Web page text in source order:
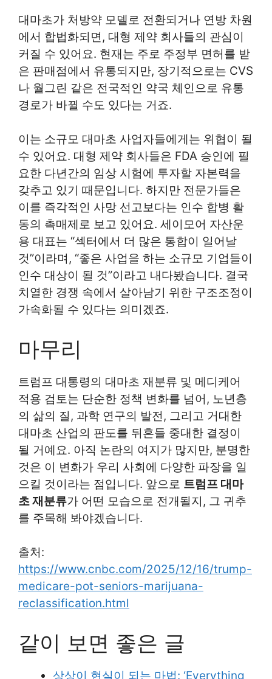
대마초가 처방약 모델로 전환되거나 연방 차원
에서 합법화되면, 대형 제약 회사들의 관심이
커질 수 있어요. 현재는 주로 주정부 면허를 받
은 판매점에서 유통되지만, 장기적으로는 CVS
나 월그린 같은 전국적인 약국 체인으로 유통
경로가 바뀔 수도 있다는 거죠.
이는 소규모 대마초 사업자들에게는 위협이 될
수 있어요. 대형 제약 회사들은 FDA 승인에 필
요한 다년간의 임상 시험에 투자할 자본력을
갖추고 있기 때문입니다. 하지만 전문가들은
이를 즉각적인 사망 선고보다는 인수 합병 활
동의 촉매제로 보고 있어요. 세이모어 자산운
용 대표는 “섹터에서 더 많은 통합이 일어날
것”이라며, “좋은 사업을 하는 소규모 기업들이
인수 대상이 될 것”이라고 내다봤습니다. 결국
치열한 경쟁 속에서 살아남기 위한 구조조정이
가속화될 수 있다는 의미겠죠.
마무리
트럼프 대통령의 대마초 재분류 및 메디케어
적용 검토는 단순한 정책 변화를 넘어, 노년층
의 삶의 질, 과학 연구의 발전, 그리고 거대한
대마초 산업의 판도를 뒤흔들 중대한 결정이
될 거예요. 아직 논란의 여지가 많지만, 분명한
것은 이 변화가 우리 사회에 다양한 파장을 일
으킬 것이라는 점입니다. 앞으로 트럼프 대마
초 재분류가 어떤 모습으로 전개될지, 그 귀추
를 주목해 봐야겠습니다.
출처:
https://www.cnbc.com/2025/12/16/trump-
medicare-pot-seniors-marijuana-
reclassification.html
같이 보면 좋은 글
상상이 현실이 되는 마법: ‘Everything